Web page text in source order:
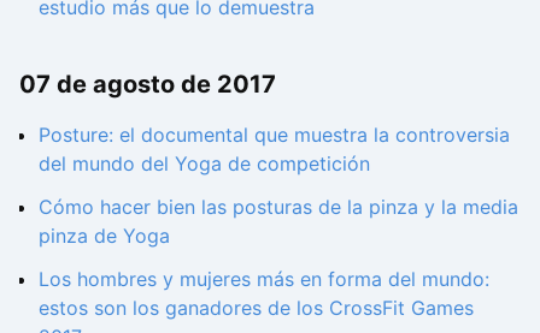
estudio más que lo demuestra
07 de agosto de 2017
Posture: el documental que muestra la controversia
del mundo del Yoga de competición
Cómo hacer bien las posturas de la pinza y la media
pinza de Yoga
Los hombres y mujeres más en forma del mundo:
estos son los ganadores de los CrossFit Games